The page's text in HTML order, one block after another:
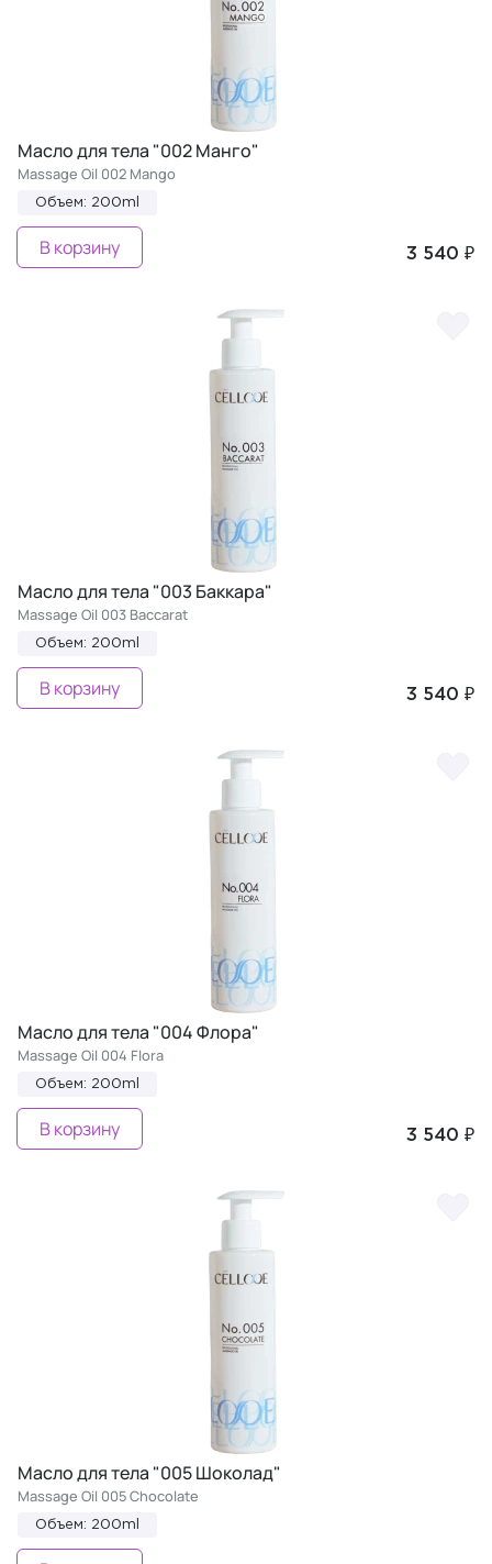
Масло для тела "002 Манго"
Massage Oil 002 Mango
Объем: 200ml
3 540 ₽
В корзину
Масло для тела "003 Баккара"
Massage Oil 003 Baccarat
Объем: 200ml
3 540 ₽
В корзину
Масло для тела "004 Флора"
Massage Oil 004 Flora
Объем: 200ml
3 540 ₽
В корзину
Масло для тела "005 Шоколад"
Massage Oil 005 Chocolate
Объем: 200ml